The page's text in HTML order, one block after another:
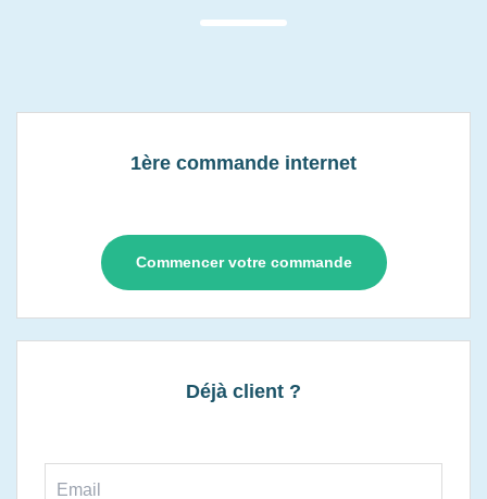
1ère commande internet
Commencer votre commande
Déjà client ?